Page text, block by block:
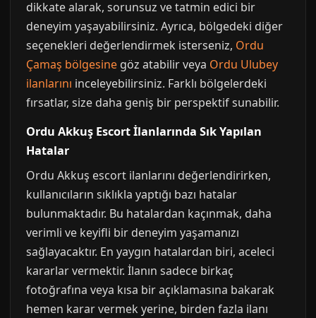
dikkate alarak, sorunsuz ve tatmin edici bir
deneyim yaşayabilirsiniz. Ayrıca, bölgedeki diğer
seçenekleri değerlendirmek isterseniz, Ordu
Çamaş bölgesine göz atabilir veya Ordu Ulubey
ilanlarını inceleyebilirsiniz. Farklı bölgelerdeki
fırsatlar, size daha geniş bir perspektif sunabilir.
Ordu Akkuş Escort İlanlarında Sık Yapılan
Hatalar
Ordu Akkuş escort ilanlarını değerlendirirken,
kullanıcıların sıklıkla yaptığı bazı hatalar
bulunmaktadır. Bu hatalardan kaçınmak, daha
verimli ve keyifli bir deneyim yaşamanızı
sağlayacaktır. En yaygın hatalardan biri, aceleci
kararlar vermektir. İlanın sadece birkaç
fotoğrafına veya kısa bir açıklamasına bakarak
hemen karar vermek yerine, birden fazla ilanı